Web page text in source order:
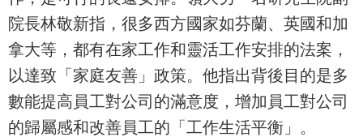
院長林敬新指，很多西方國家如芬蘭、英國和加
拿大等，都有在家工作和靈活工作安排的法案，
以達致「家庭友善」政策。他指出背後目的是多
數能提高員工對公司的滿意度，增加員工對公司
的歸屬感和改善員工的「工作生活平衡」。